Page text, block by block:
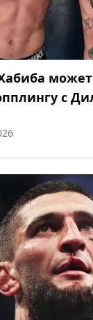
может
с